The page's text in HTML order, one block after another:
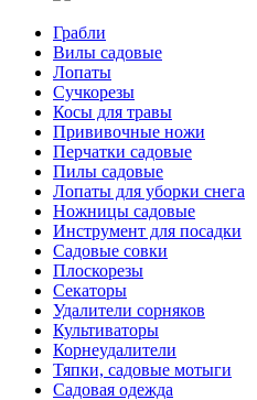
Грабли
Вилы садовые
Лопаты
Сучкорезы
Косы для травы
Прививочные ножи
Перчатки садовые
Пилы садовые
Лопаты для уборки снега
Ножницы садовые
Инструмент для посадки
Садовые совки
Плоскорезы
Секаторы
Удалители сорняков
Культиваторы
Корнеудалители
Тяпки, садовые мотыги
Садовая одежда